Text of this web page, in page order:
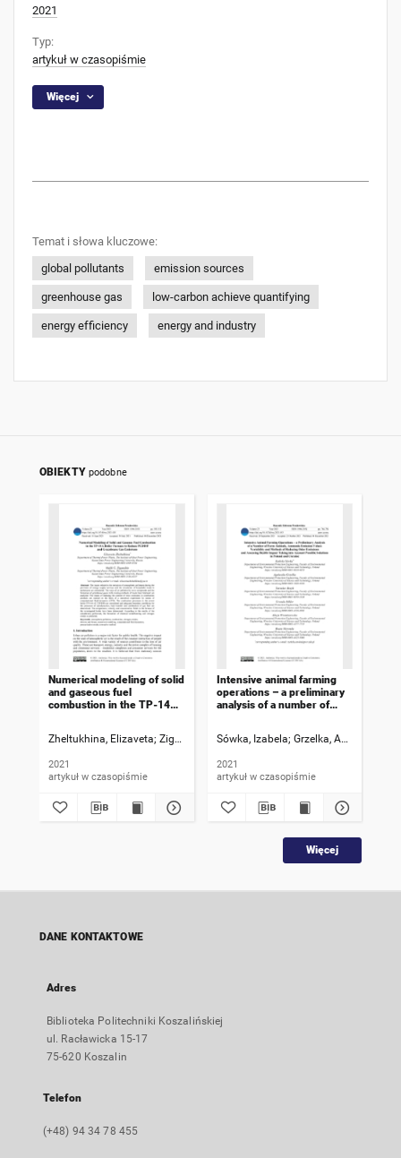
2021
Typ:
artykuł w czasopiśmie
Więcej
Temat i słowa kluczowe:
global pollutants
emission sources
greenhouse gas low-carbon achieve quantifying
energy efficiency energy and industry
OBIEKTY podobne
Numerical modeling of solid
and gaseous fuel
combustion in the TP-14A
gas emissions
Zheltukhina, Elizaveta Ziganshin, Malik G.
2021
artykuł w czasopiśmie
Intensive animal farming
operations – a preliminary
analysis of a number of
and methods of reducing
assessing health impact
taking into account
Poland and Ukraine
Sówka, Izabela Grzelka, Agnieszka
2021
artykuł w czasopiśmie
Więcej
DANE KONTAKTOWE
Adres
Biblioteka Politechniki Koszalińskiej
ul. Racławicka 15-17
75-620 Koszalin
Telefon
(+48) 94 34 78 455